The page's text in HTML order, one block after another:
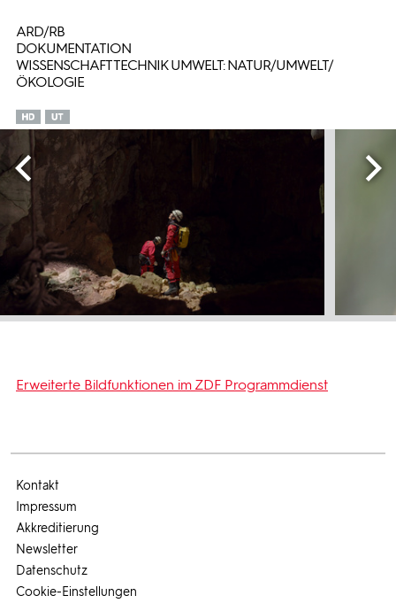
ARD/RB
DOKUMENTATION
WISSENSCHAFT TECHNIK UMWELT: NATUR/UMWELT/
ÖKOLOGIE
Erweiterte Bildfunktionen im ZDF Programmdienst
Kontakt
Impressum
Akkreditierung
Newsletter
Datenschutz
Cookie-Einstellungen